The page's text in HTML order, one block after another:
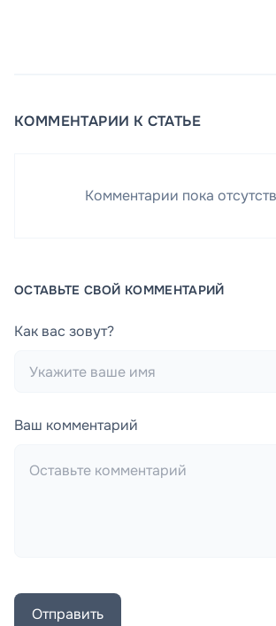
КОММЕНТАРИИ К СТАТЬЕ
Комментарии пока
ОСТАВЬТЕ СВОЙ КОММЕНТАРИЙ
Как вас зовут?
Ваш комментарий
Отправить